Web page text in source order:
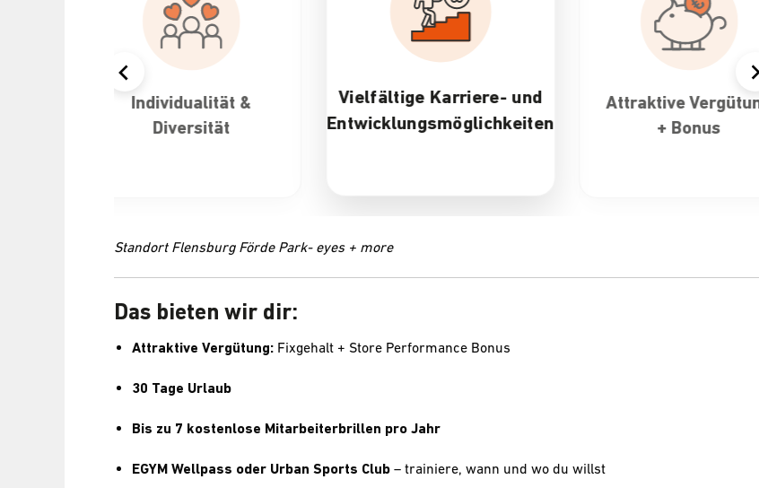
Vielfältige Karriere- und
Entwicklungsmöglichkeiten
Attraktive Vergütung
+ Bonus
30 Tage Urlaub &
flexible
Standort Flensburg Förde Park- eyes + more
Das bieten wir dir:
Attraktive Vergütung: Fixgehalt + Store Performance Bonus
30 Tage Urlaub
Bis zu 7 kostenlose Mitarbeiterbrillen pro Jahr
EGYM Wellpass oder Urban Sports Club – trainiere, wann und wo du willst